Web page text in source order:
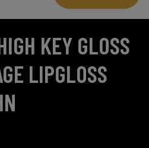
KEY GLOSS
LIPGLOSS